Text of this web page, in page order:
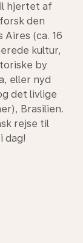
hjertet af
den
(ca. 16
kultur,
by
eller nyd
det livlige
Brasilien.
rejse til
dag!